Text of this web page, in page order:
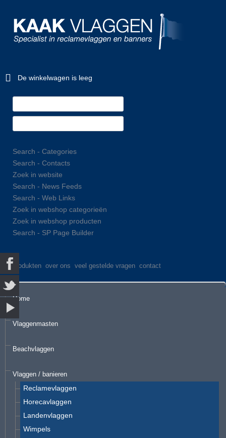
De winkelwagen is leeg
Search - Categories
Search - Contacts
Zoek in website
Search - News Feeds
Search - Web Links
Zoek in webshop categorieën
Zoek in webshop producten
Search - SP Page Builder
produkten over ons veel gestelde vragen contact
Home
Vlaggenmasten
Beachvlaggen
Vlaggen / banieren
Reclamevlaggen
Horecavlaggen
Landenvlaggen
Wimpels